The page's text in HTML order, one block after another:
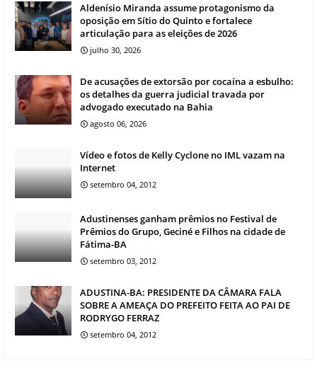
Aldenísio Miranda assume protagonismo da
oposição em Sítio do Quinto e fortalece
articulação para as eleições de 2026
julho 30, 2026
De acusações de extorsão por cocaína a esbulho:
os detalhes da guerra judicial travada por
advogado executado na Bahia
agosto 06, 2026
Vídeo e fotos de Kelly Cyclone no IML vazam na
Internet
setembro 04, 2012
Adustinenses ganham prêmios no Festival de
Prêmios do Grupo, Geciné e Filhos na cidade de
Fátima-BA
setembro 03, 2012
ADUSTINA-BA: PRESIDENTE DA CÂMARA FALA
SOBRE A AMEAÇA DO PREFEITO FEITA AO PAI DE
RODRYGO FERRAZ
setembro 04, 2012